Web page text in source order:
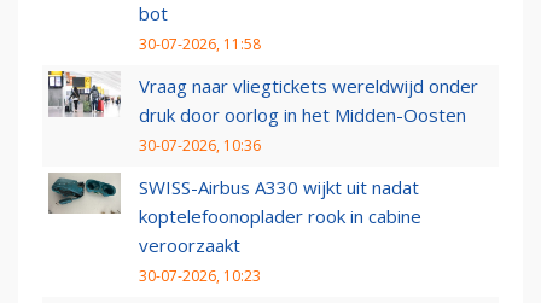
bot
30-07-2026, 11:58
Vraag naar vliegtickets wereldwijd onder
druk door oorlog in het Midden-Oosten
30-07-2026, 10:36
SWISS-Airbus A330 wijkt uit nadat
koptelefoonoplader rook in cabine
veroorzaakt
30-07-2026, 10:23